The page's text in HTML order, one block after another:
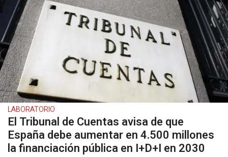
LABORATORIO
El Tribunal de Cuentas avisa de que
España debe aumentar en 4.500 millones
la financiación pública en I+D+I en 2030